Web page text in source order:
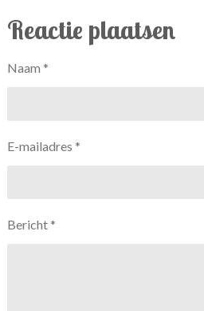
e
n
e
Reactie plaatsen
Naam *
E-mailadres *
Bericht *